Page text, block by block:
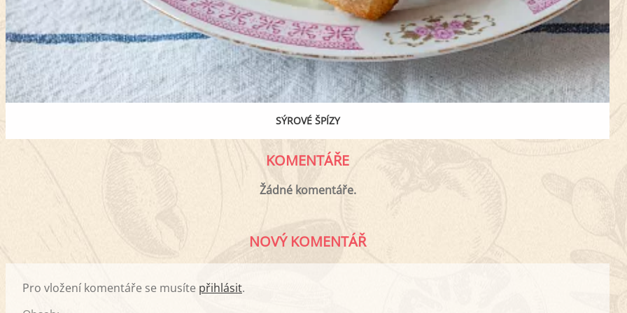
SÝROVÉ ŠPÍZY
KOMENTÁŘE
Žádné komentáře.
NOVÝ KOMENTÁŘ
Pro vložení komentáře se musíte přihlásit.